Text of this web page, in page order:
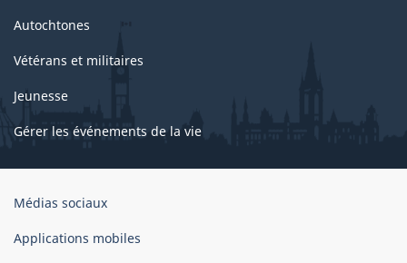
Autochtones
Vétérans et militaires
Jeunesse
Gérer les événements de la vie
Organisation
gouvernement
Médias sociaux
Applications mobiles